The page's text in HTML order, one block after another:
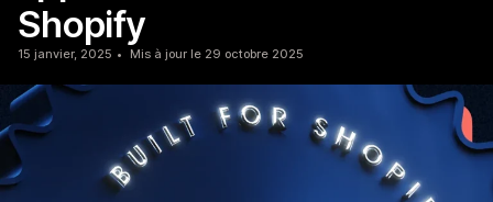
Shopify
15 janvier, 2025 Mis à jour le 29 octobre 2025